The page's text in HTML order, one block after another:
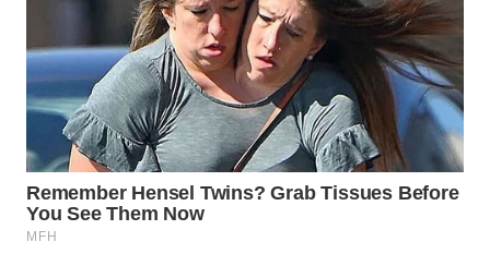
WN
PURWAKARTA
WN
PRIANGAN
TIMUR